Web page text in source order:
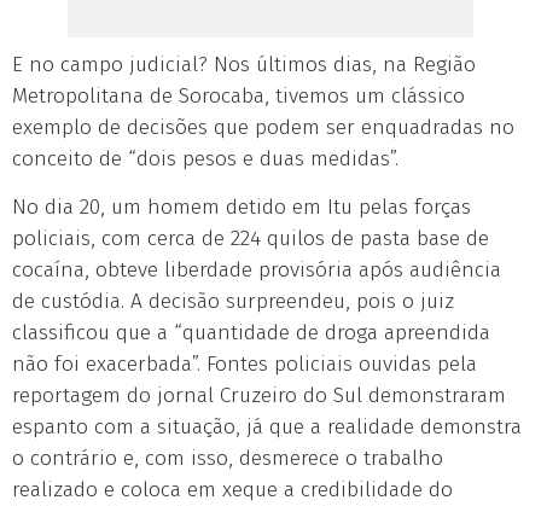
E no campo judicial? Nos últimos dias, na Região
Metropolitana de Sorocaba, tivemos um clássico
exemplo de decisões que podem ser enquadradas no
conceito de “dois pesos e duas medidas”.
No dia 20, um homem detido em Itu pelas forças
policiais, com cerca de 224 quilos de pasta base de
cocaína, obteve liberdade provisória após audiência
de custódia. A decisão surpreendeu, pois o juiz
classificou que a “quantidade de droga apreendida
não foi exacerbada”. Fontes policiais ouvidas pela
reportagem do jornal Cruzeiro do Sul demonstraram
espanto com a situação, já que a realidade demonstra
o contrário e, com isso, desmerece o trabalho
realizado e coloca em xeque a credibilidade do